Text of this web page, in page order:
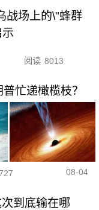
战场上的\"蜂群
阅读 8013
忙递橄榄枝？
08-04
到底输在哪